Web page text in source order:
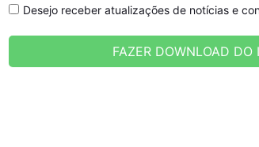
Desejo receber atualizações de notícias e
FAZER DOWNLOAD DO